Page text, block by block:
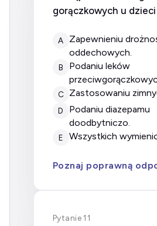
gorączkowych u
A
zapewnieniu drożności dróg
oddechowych.
B
podaniu leków
C zastosowaniu
D
podaniu diazepamu
doodbytniczo.
E wszystkich
Poznaj poprawną
Pytanie 11